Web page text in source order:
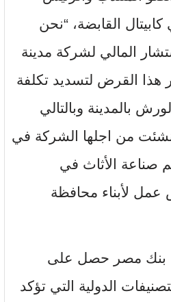
القابضة، “نحن
المالي لشركة مدينة
هذا القرض لتسديد تكلفة
بالمدينة وبالتالي
من اجلها الشركة في
صناعة الأثاث في
لأبناء محافظة
بنك مصر حصل على
الدولية التي تؤكد